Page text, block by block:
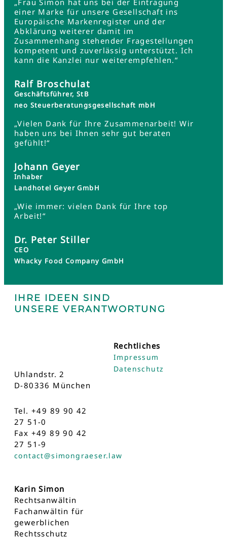
„Frau Simon hat uns bei der Eintragung
einer Marke für unsere Gesellschaft ins
Europäische Markenregister und der
Abklärung weiterer damit im
Zusammenhang stehender Fragestellungen
kompetent und zuverlässig unterstützt. Ich
kann die Kanzlei nur weiterempfehlen.“
Ralf Broschulat
Geschäftsführer, StB
neo Steuerberatungsgesellschaft mbH
„Vielen Dank für Ihre Zusammenarbeit! Wir
haben uns bei Ihnen sehr gut beraten
gefühlt!“
Johann Geyer
Inhaber
Landhotel Geyer GmbH
„Wie immer: vielen Dank für Ihre top
Arbeit!“
Dr. Peter Stiller
CEO
Whacky Food Company GmbH
IHRE IDEEN SIND
UNSERE VERANTWORTUNG
Uhlandstr. 2
D-80336 München
Tel. +49 89 90 42
27 51-0
Fax +49 89 90 42
27 51-9
contact@simongraeser.law
Karin Simon
Rechtsanwältin
Fachanwältin für
gewerblichen
Rechtsschutz
Rechtliches
Impressum
Datenschutz